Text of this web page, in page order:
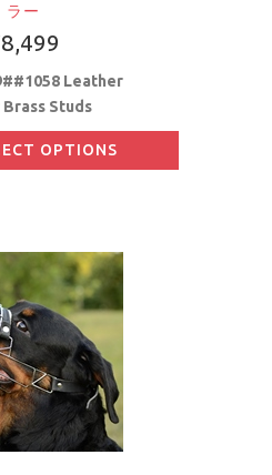
ラー
Leather
Brass Studs
OPTIONS